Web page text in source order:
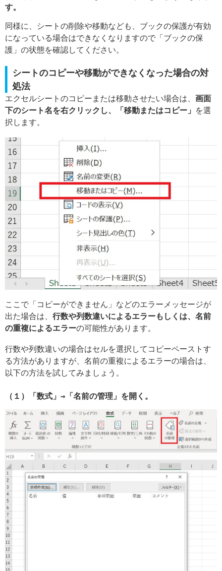
す。
同様に、シートの削除や移動なども、ブックの保護が有効
になっている場合はできなくなりますので「ブックの保
護」の状態を確認してください。
シートのコピーや移動ができなくなった場合の対
処法
エクセルシートのコピーまたは移動させたい場合は、 画面
下のシート名を右クリックし、「移動またはコピー」
を選
択します。
ここで「コピーができません」などのエラーメッセージが
出た場合は、 行数や列数違いによるエラーもしくは、名前
の重複によるエラーの可能性があります。
行数や列数違いの場合はセルを選択してコピーペーストす
る方法がありますが、名前の重複によるエラーの場合は、
以下の方法を試してみましょう。
（１）「数式」→「名前の管理」を開く。